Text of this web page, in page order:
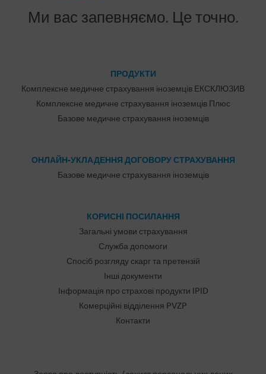
Ми вас запевняємо. Це точно.
ПРОДУКТИ
Комплексне медичне страхування іноземців ЕКСКЛЮЗИВ
Комплексне медичне страхування іноземців Плюс
Базове медичне страхування іноземців
ОНЛАЙН-УКЛАДЕННЯ ДОГОВОРУ СТРАХУВАННЯ
Базове медичне страхування іноземців
КОРИСНІ ПОСИЛАННЯ
Загальні умови страхування
Служба допомоги
Спосіб розгляду скарг та претензій
Інші документи
Інформація про страхові продукти IPID
Комерційні відділення PVZP
Контакти